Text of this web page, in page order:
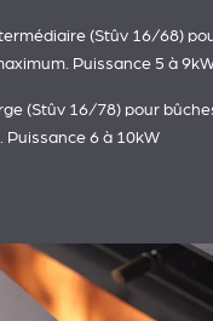
(Stûv 16/68)
Puissance 5 à
(Stûv 16/78) pour
Puissance 6 à 10kW